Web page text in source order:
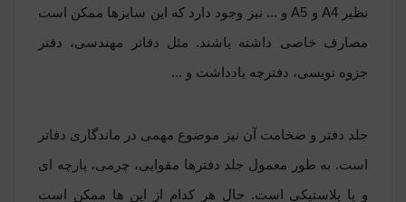
نظیر A4 و A5 و ... نیز وجود دارد که این سایزها ممکن است
مصارف خاصی داشته باشند. مثل دفاتر مهندسی، دفتر
جزوه نویسی، دفترچه یادداشت و ...
جلد دفتر و ضخامت آن نیز موضوع مهمی در ماندگاری دفاتر
است. به طور معمول جلد دفترها مقوایی، چرمی، پارچه ای
و یا پلاستیکی است. حال هر کدام از این ها ممکن است